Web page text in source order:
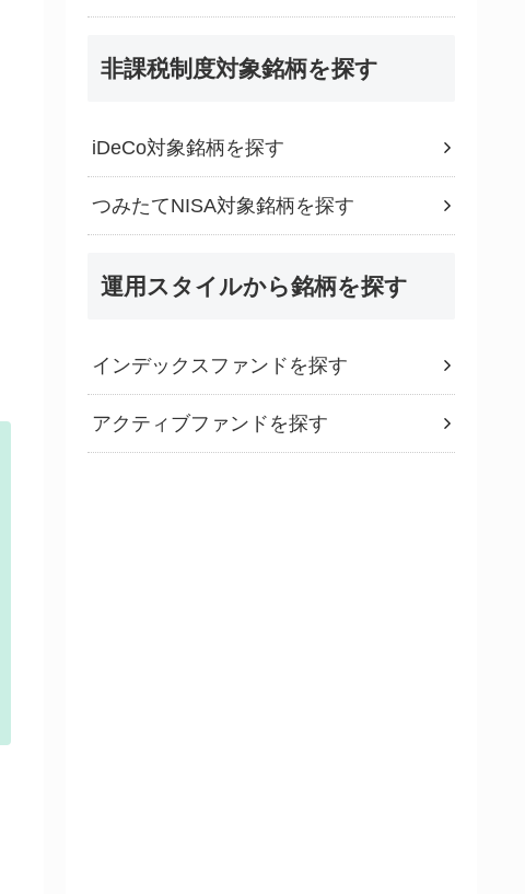
非課税制度対象銘柄を探す
iDeCo対象銘柄を探す
つみたてNISA対象銘柄を探す
運用スタイルから銘柄を探す
インデックスファンドを探す
アクティブファンドを探す